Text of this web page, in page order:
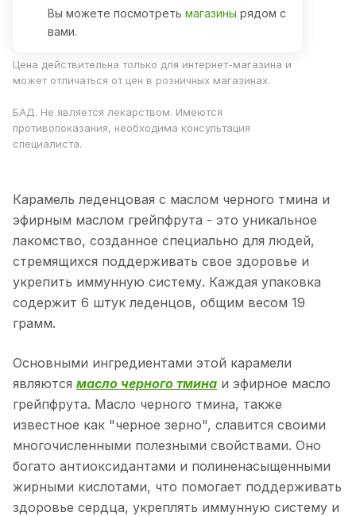
Вы можете посмотреть магазины рядом с
вами.
Цена действительна только для интернет-магазина и
может отличаться от цен в розничных магазинах.
БАД. Не является лекарством. Имеются
противопоказания, необходима консультация
специалиста.
Карамель леденцовая с маслом черного тмина и
эфирным маслом грейпфрута - это уникальное
лакомство, созданное специально для людей,
стремящихся поддерживать свое здоровье и
укрепить иммунную систему. Каждая упаковка
содержит 6 штук леденцов, общим весом 19
грамм.
Основными ингредиентами этой карамели
являются масло черного тмина и эфирное масло
грейпфрута. Масло черного тмина, также
известное как "черное зерно", славится своими
многочисленными полезными свойствами. Оно
богато антиоксидантами и полиненасыщенными
жирными кислотами, что помогает поддерживать
здоровье сердца, укреплять иммунную систему и